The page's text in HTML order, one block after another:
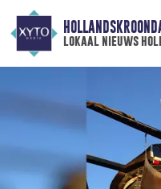
lokaal nieuws